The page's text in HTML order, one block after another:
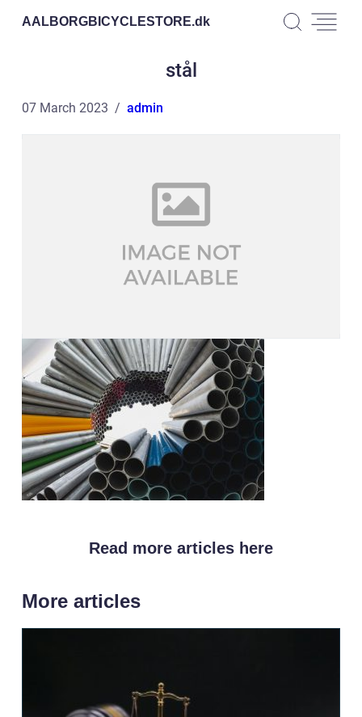
AALBORGBICYCLESTORE.dk
stål
07 March 2023 admin
Read more articles here
More articles